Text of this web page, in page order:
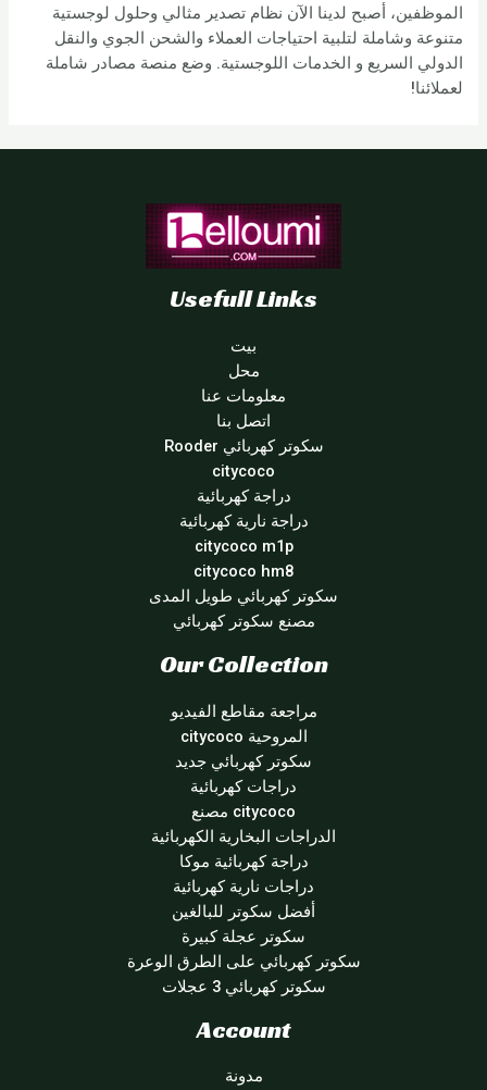
الموظفين، أصبح لدينا الآن نظام تصدير مثالي وحلول لوجستية
متنوعة وشاملة لتلبية احتياجات العملاء والشحن الجوي والنقل
الدولي السريع و الخدمات اللوجستية. وضع منصة مصادر شاملة
لعملائنا!
Usefull Links
بيت
محل
معلومات عنا
اتصل بنا
سكوتر كهربائي Rooder
citycoco
دراجة كهربائية
دراجة نارية كهربائية
citycoco m1p
citycoco hm8
سكوتر كهربائي طويل المدى
مصنع سكوتر كهربائي
Our Collection
مراجعة مقاطع الفيديو
المروحية citycoco
سكوتر كهربائي جديد
دراجات كهربائية
citycoco مصنع
الدراجات البخارية الكهربائية
دراجة كهربائية موكا
دراجات نارية كهربائية
أفضل سكوتر للبالغين
سكوتر عجلة كبيرة
سكوتر كهربائي على الطرق الوعرة
سكوتر كهربائي 3 عجلات
Account
مدونة